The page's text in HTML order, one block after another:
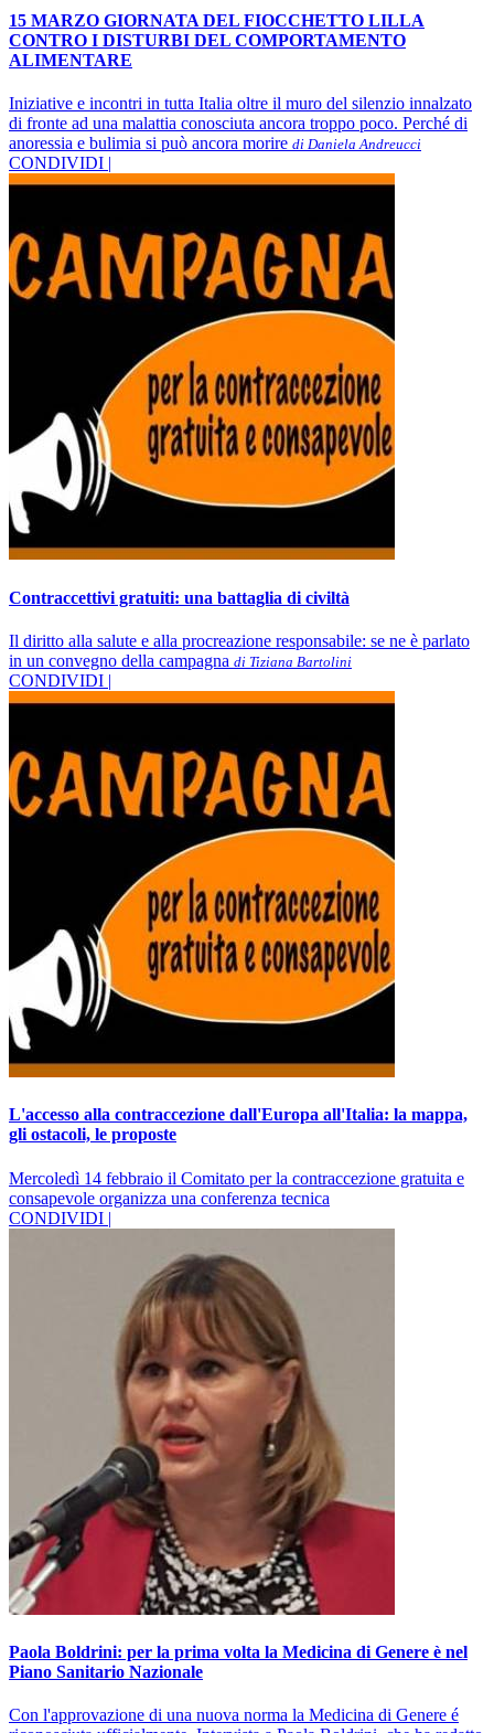
15 MARZO GIORNATA DEL FIOCCHETTO LILLA
CONTRO I DISTURBI DEL COMPORTAMENTO
ALIMENTARE
Iniziative e incontri in tutta Italia oltre il muro del silenzio innalzato
di fronte ad una malattia conosciuta ancora troppo poco. Perché di
anoressia e bulimia si può ancora morire di Daniela Andreucci
CONDIVIDI |
Contraccettivi gratuiti: una battaglia di civiltà
Il diritto alla salute e alla procreazione responsabile: se ne è parlato
in un convegno della campagna di Tiziana Bartolini
CONDIVIDI |
L'accesso alla contraccezione dall'Europa all'Italia: la mappa,
gli ostacoli, le proposte
Mercoledì 14 febbraio il Comitato per la contraccezione gratuita e
consapevole organizza una conferenza tecnica
CONDIVIDI |
Paola Boldrini: per la prima volta la Medicina di Genere è nel
Piano Sanitario Nazionale
Con l'approvazione di una nuova norma la Medicina di Genere é